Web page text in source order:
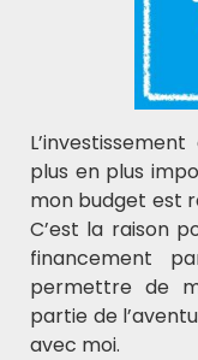
dit :
Merci
semaine et je
avec moi !
vais pouvoir
surprise rapide
leurs parents
une photo d’eux
plus en plus
mon budget est
C’est la raison
financement
permettre de
partie de
avec moi.